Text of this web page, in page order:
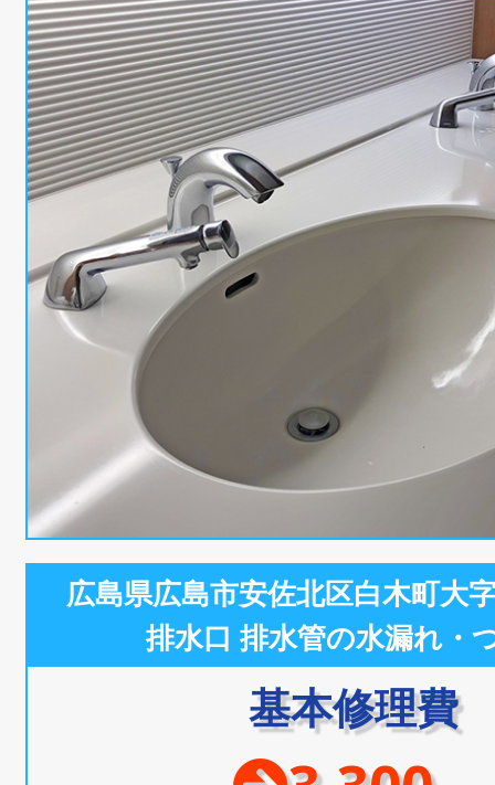
広島県広島市安佐北区白木町大
排水口 排水管の水漏れ・
基本修理費